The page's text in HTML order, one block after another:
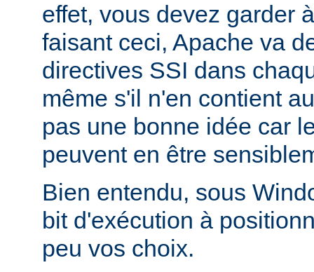
effet, vous devez garder
faisant ceci, Apache va
directives SSI dans
même s'il n'en contient
pas une bonne idée car
peuvent en être
Bien entendu, sous
bit d'exécution à
peu vos choix.